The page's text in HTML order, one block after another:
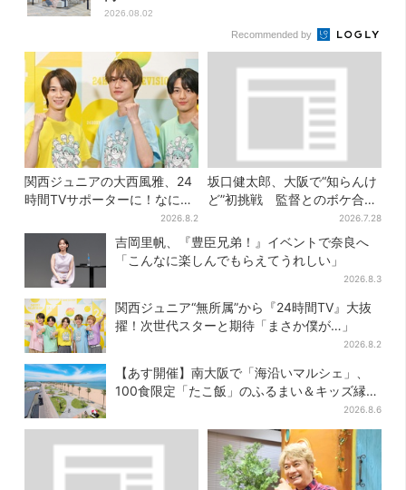
2026.08.02
Recommended by
関西ジュニアの大西風雅、24
時間TVサポーターに！なにわ
男子・藤原丈一郎からの応援
メッセージを告白
2026.8.2
坂口健太郎、大阪で“知らんけ
ど”初挑戦 監督とのボケ合戦
2026.7.28
吉岡里帆、『豊臣兄弟！』イベントで奈良へ
「こんなに楽しんでもらえてうれしい」
2026.8.3
関西ジュニア“無所属”から『24時間TV』大抜
擢！次世代スターと期待「まさか僕が…」
2026.8.2
【あす開催】南大阪で「海沿いマルシェ」、
100食限定「たこ飯」のふるまい＆キッズ縁日
2026.8.6